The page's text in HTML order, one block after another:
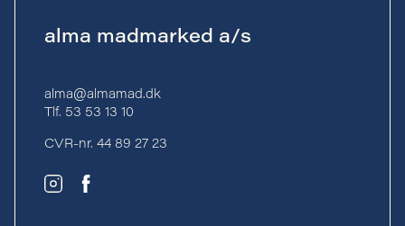
alma madmarked a/s
alma@almamad.dk
Tlf. 53 53 13 10
CVR-nr. 44 89 27 23